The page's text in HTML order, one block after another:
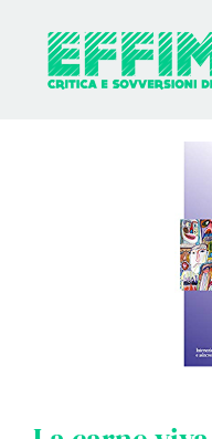
contenuto